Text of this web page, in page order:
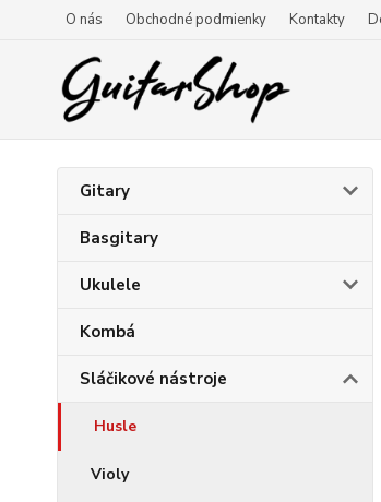
O nás Obchodné podmienky Kontakty
Gitary
Basgitary
Ukulele
Kombá
Sláčikové nástroje
Husle
Violy